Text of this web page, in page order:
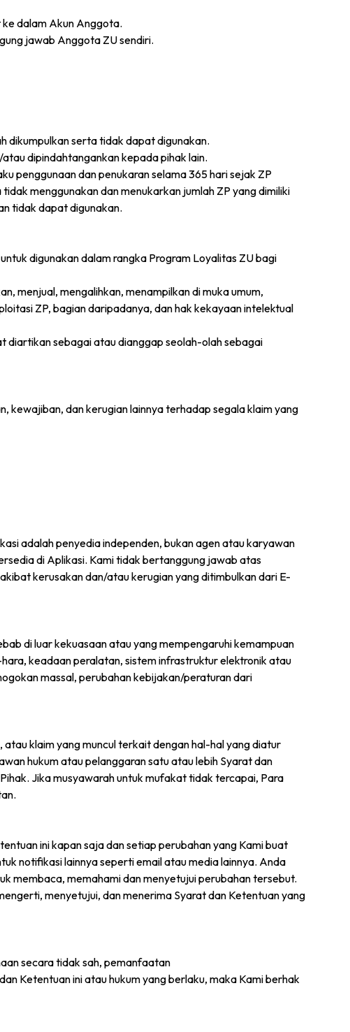
dalam Akun Anggota.
jawab Anggota ZU sendiri.
dikumpulkan serta tidak dapat digunakan.
dipindahtangankan kepada pihak lain.
penggunaan dan penukaran selama 365 hari sejak ZP
menggunakan dan menukarkan jumlah ZP yang dimiliki
tidak dapat digunakan.
digunakan dalam rangka Program Loyalitas ZU bagi
menjual, mengalihkan, menampilkan di muka umum,
ZP, bagian daripadanya, dan hak kekayaan intelektual
diartikan sebagai atau dianggap seolah-olah sebagai
kewajiban, dan kerugian lainnya terhadap segala klaim yang
adalah penyedia independen, bukan agen atau karyawan
di Aplikasi. Kami tidak bertanggung jawab atas
kerusakan dan/atau kerugian yang ditimbulkan dari E-
di luar kekuasaan atau yang mempengaruhi kemampuan
keadaan peralatan, sistem infrastruktur elektronik atau
massal, perubahan kebijakan/peraturan dari
klaim yang muncul terkait dengan hal-hal yang diatur
hukum atau pelanggaran satu atau lebih Syarat dan
Jika musyawarah untuk mufakat tidak tercapai, Para
ini kapan saja dan setiap perubahan yang Kami buat
notifikasi lainnya seperti email atau media lainnya. Anda
membaca, memahami dan menyetujui perubahan tersebut.
menyetujui, dan menerima Syarat dan Ketentuan yang
secara tidak sah, pemanfaatan
Ketentuan ini atau hukum yang berlaku, maka Kami berhak